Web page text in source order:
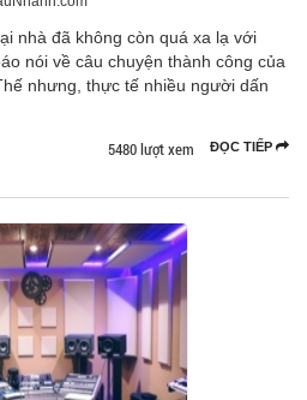
nhà đã không còn quá xa lạ với
nói về câu chuyện thành công của
nhưng, thực tế nhiều người dấn
ĐỌC TIẾP
5480 lượt xem